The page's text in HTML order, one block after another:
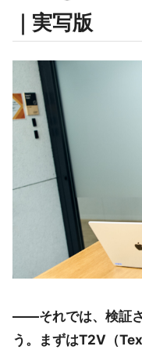
｜実写版
――それでは、検証
う。まずはT2V（